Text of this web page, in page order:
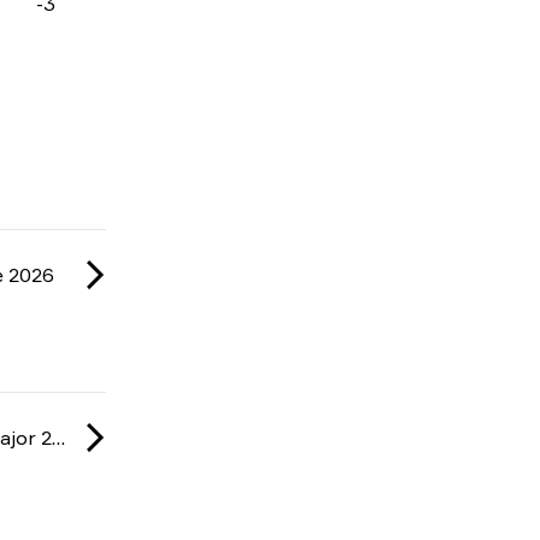
2026
IEM: Cologne Major 2026